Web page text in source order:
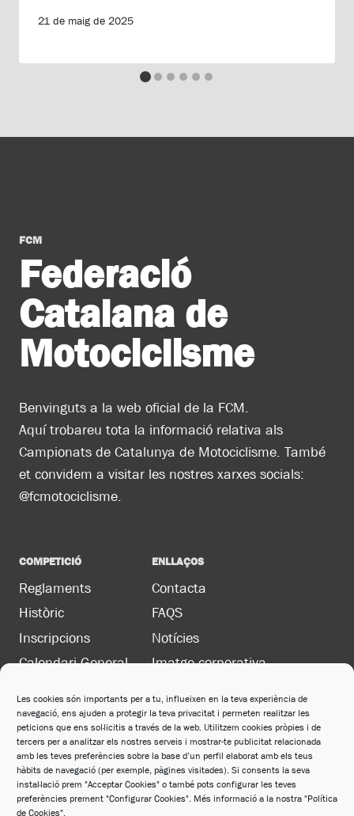
Les cookies són importants per a tu, influeixen en la teva experiència de
navegació, ens ajuden a protegir la teva privacitat i permeten realitzar les
peticions que ens sol·licitis a través de la web. Utilitzem cookies pròpies i de
tercers per a analitzar els nostres serveis i mostrar-te publicitat relacionada
amb les teves preferències sobre la base d’un perfil elaborat amb els teus
hàbits de navegació (per exemple, pàgines visitades). Si consents la seva
instal·lació prem "Acceptar Cookies" o també pots configurar les teves
preferències prement "Configurar Cookies". Més informació a la nostra "Política
de Cookies".
21 de maig de 2025
FCM
Federació
Catalana de
Motociclisme
Benvinguts a la web oficial de la FCM.
Aquí trobareu tota la informació relativa als
Campionats de Catalunya de Motociclisme. També
et convidem a visitar les nostres xarxes socials:
@fcmotociclisme.
COMPETICIÓ
Reglaments
Històric
Inscripcions
Calendari General
ENLLAÇOS
Contacta
FAQS
Notícies
Imatge corporativa
LEGAL
Política de privacitat
Política de cookies
Avís legal